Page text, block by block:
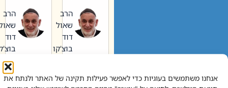
אנחנו משתמשים בעוגיות כדי לאפשר פעילות תקינה של האתר ולנתח את
הגדול לעם הרב
שאול
דוד
בוצ'קו
לשמוע קול תורה – מדרש
אליהו: בין
קנאות
הורסת
לקנאות
בונה
הרב
שאול
דוד
בוצ'קו
לשמוע קול